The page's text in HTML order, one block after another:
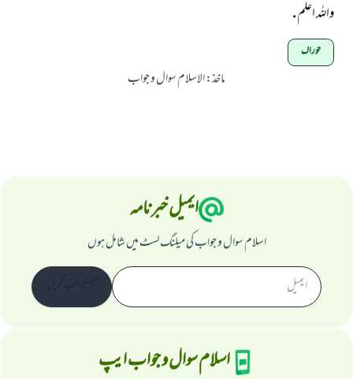
واللہ اعلم .
خوراک
ماخذ:الاسلام سوال و جواب
ایمیل خبرنامہ
اسلام سوال و جواب کی میلنگ لسٹ میں شامل ہوں
اسلام سوال و جواب ایپ